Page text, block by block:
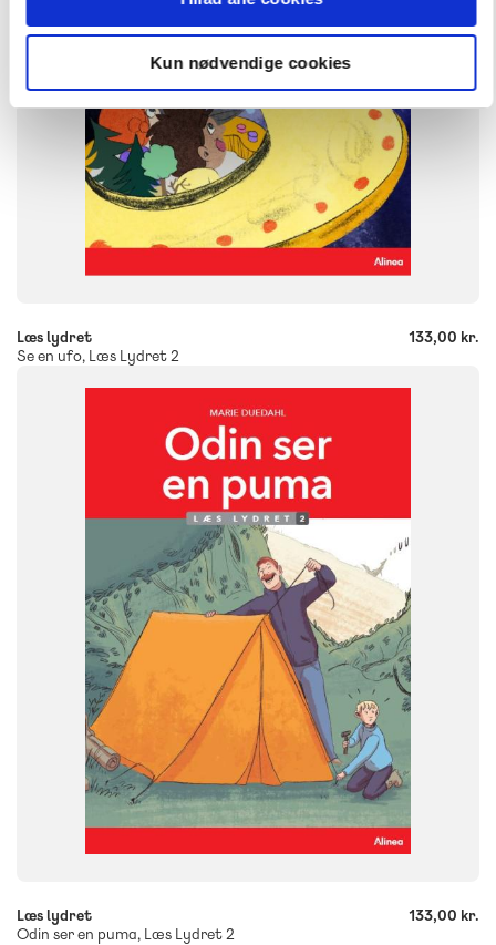
Kun nødvendige cookies
9788723553218
+
Læs lydret
Se en ufo, Læs Lydret 2
133,00 kr.
2. klasse 3. klasse
9788723553256
+
Læs lydret
Odin ser en puma, Læs Lydret 2
133,00 kr.